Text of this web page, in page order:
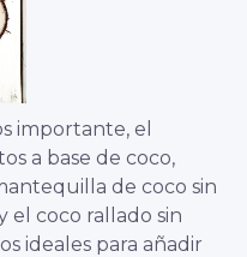
importante, el
a base de coco,
de coco sin
el coco rallado sin
ideales para añadir